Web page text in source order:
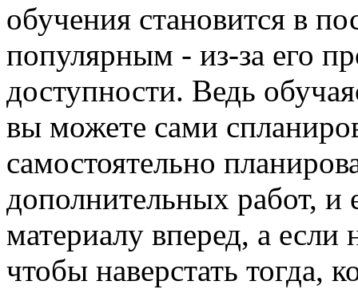
обучения становится в
популярным - из-за его
доступности. Ведь
вы можете сами
самостоятельно
дополнительных работ, и
материалу вперед, а если
чтобы наверстать тогда,